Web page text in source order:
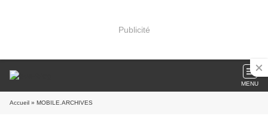
Publicité
MENU
Accueil » MOBILE.ARCHIVES